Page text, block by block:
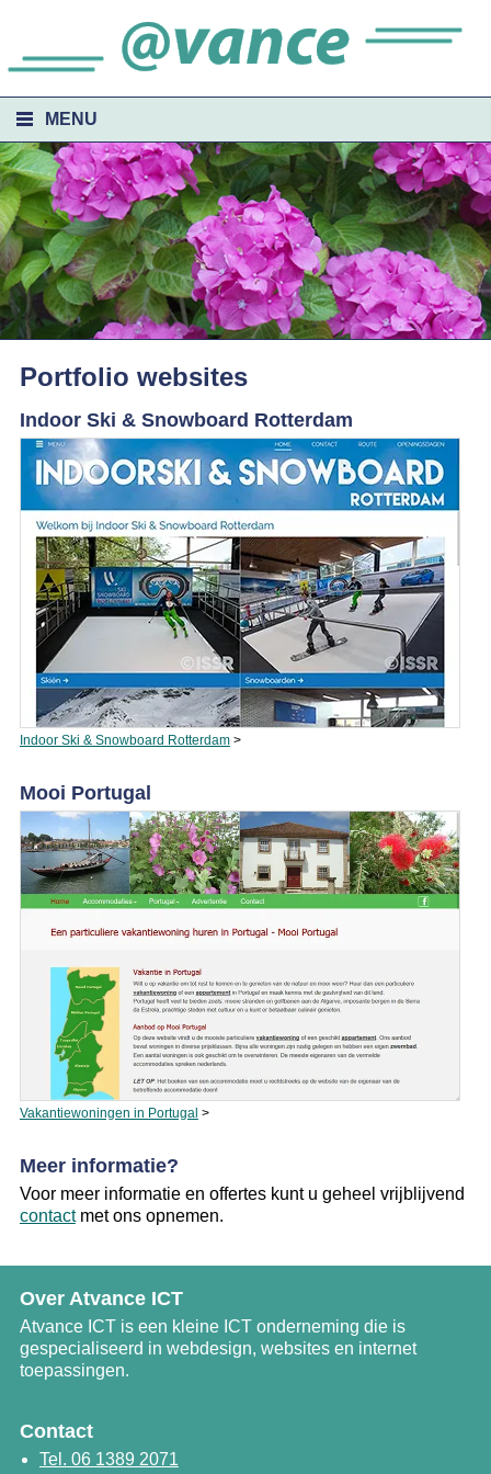
MENU
HOME
WEBSITES
PORTFOLIO
CONTACT
Portfolio websites
Indoor Ski & Snowboard Rotterdam
Indoor Ski & Snowboard Rotterdam>
Mooi Portugal
Vakantiewoningen in Portugal >
Meer informatie?
Voor meer informatie en offertes kunt u geheel vrijblijvend
contactmet ons opnemen.
Over Atvance ICT
Atvance ICT is een kleine ICT onder­neming die is
gespecialiseerd in webdesign, websites en internet
toepassingen.
Contact
Tel. 06 1389 2071